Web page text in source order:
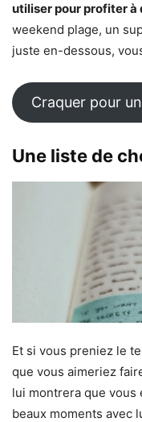
utiliser pour profiter à
weekend plage, un
juste en-dessous,
Craquer pour
Une liste de
Et si vous preniez le
que vous aimeriez
lui montrera que vous
beaux moments avec